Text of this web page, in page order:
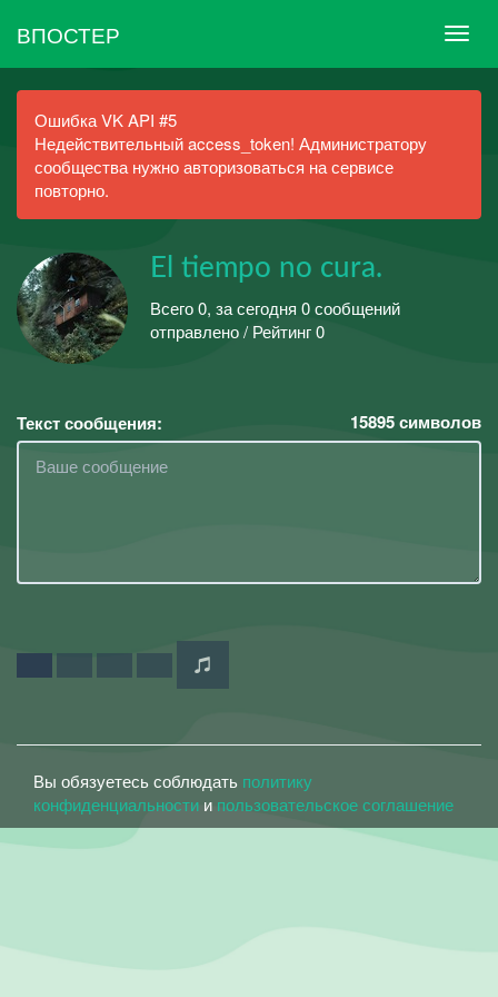
ВПОСТЕР
Ошибка VK API #5
Недействительный access_token! Администратору
сообщества нужно авторизоваться на сервисе
повторно.
El tiempo no cura.
Всего 0, за сегодня 0 сообщений
отправлено / Рейтинг 0
Текст сообщения: 15895символов
Вы обязуетесь соблюдать политику
конфиденциальности и пользовательское соглашение